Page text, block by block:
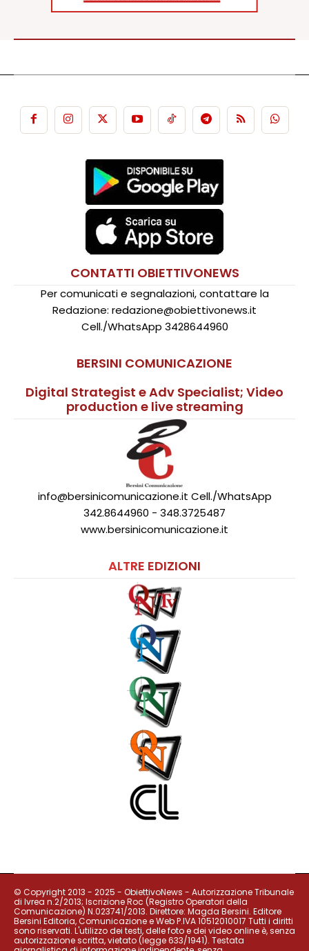
CONTATTI OBIETTIVONEWS
Per comunicati e segnalazioni, contattare la
Redazione: redazione@obiettivonews.it
Cell./WhatsApp 3428644960
BERSINI COMUNICAZIONE
Digital Strategist e Adv Specialist; Video
production e live streaming
info@bersinicomunicazione.it Cell./WhatsApp
342.8644960 - 348.3725487
www.bersinicomunicazione.it
ALTRE EDIZIONI
© Copyright 2013 - 2025 - ObiettivoNews - Autorizzazione Tribunale
di Ivrea n.2/2013; Iscrizione Roc (Registro Operatori della
Comunicazione) N.023741/2013. Direttore: Magda Bersini. Editore
Bersini Editoria, Comunicazione e Web P.IVA 10512010017 Tutti i diritti
sono riservati. L'utilizzo dei testi, delle foto e dei video online è, senza
autorizzazione scritta, vietato (legge 633/1941). Testata